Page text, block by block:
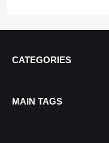
CATEGORIES
MAIN TAGS